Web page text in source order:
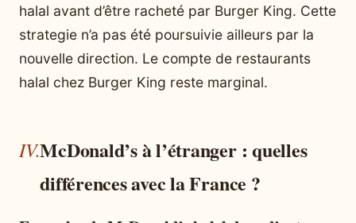
halal avant d’être racheté par Burger King. Cette
strategie n’a pas été poursuivie ailleurs par la
nouvelle direction. Le compte de restaurants
halal chez Burger King reste marginal.
McDonald’s à l’étranger : quelles
différences avec la France ?